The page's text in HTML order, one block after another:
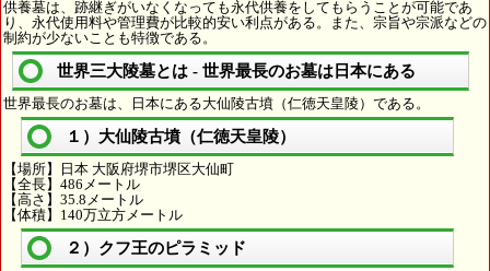
供養墓は、跡継ぎがいなくなっても永代供養をしてもらうことが可能であ
り、永代使用料や管理費が比較的安い利点がある。また、宗旨や宗派などの
制約が少ないことも特徴である。
世界三大陵墓とは - 世界最長のお墓は日本にある
世界最長のお墓は、日本にある大仙陵古墳（仁徳天皇陵）である。
１）大仙陵古墳（仁徳天皇陵）
【場所】日本 大阪府堺市堺区大仙町
【全長】486メートル
【高さ】35.8メートル
【体積】140万立方メートル
２）クフ王のピラミッド